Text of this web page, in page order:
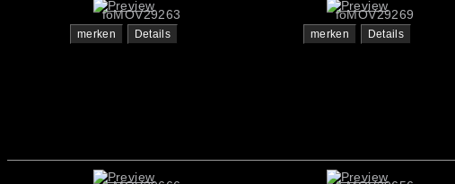
foMOV29263
merken Details
foMOV29269
merken Details